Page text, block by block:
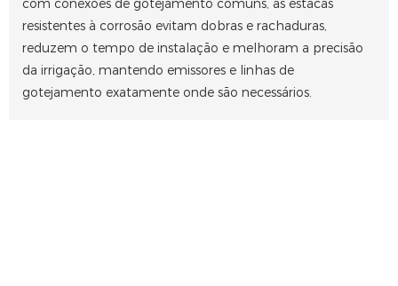
com conexões de gotejamento comuns, as estacas
resistentes à corrosão evitam dobras e rachaduras,
reduzem o tempo de instalação e melhoram a precisão
da irrigação, mantendo emissores e linhas de
gotejamento exatamente onde são necessários.